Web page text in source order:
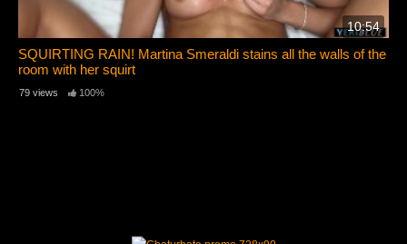
10:54
SQUIRTING RAIN! Martina Smeraldi stains all the walls of the
room with her squirt
79 views 100%